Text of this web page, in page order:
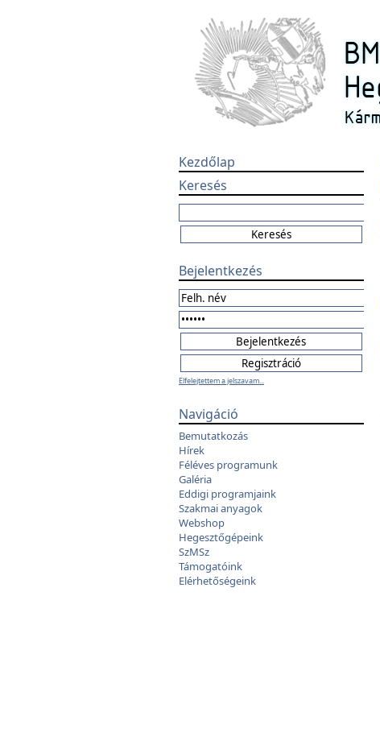
Kezdőlap
Keresés
Bejelentkezés
Elfelejtettem a jelszavam...
Navigáció
Bemutatkozás
Hírek
Féléves programunk
Galéria
Eddigi programjaink
Szakmai anyagok
Webshop
Hegesztőgépeink
SzMSz
Támogatóink
Elérhetőségeink